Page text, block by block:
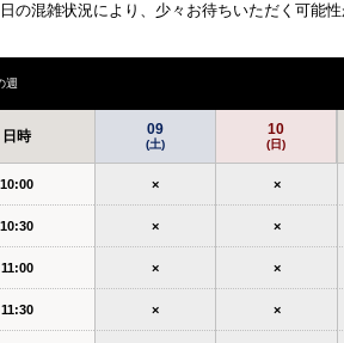
の混雑状況により、少々お待ちいただく可能
週
日時 09
(土)
10
(日)
10:00 × ×
10:30 × ×
11:00 × ×
11:30 × ×